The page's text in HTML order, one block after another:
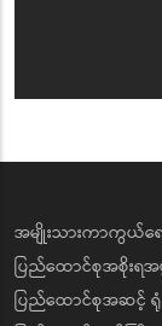
အမျိုးသားကာကွယ်ရ
ပြည်ထောင်စုအစိုးရ
ပြည်ထောင်စုအဆင့် ရုံ